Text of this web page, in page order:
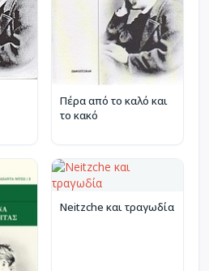
Πέρα από το καλό και
το κακό
Neitzche και τραγωδία